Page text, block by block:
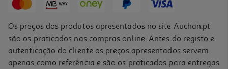
Os preços dos produtos apresentados no site Auchan.pt
são os praticados nas compras online. Antes do registo e
autenticação do cliente os preços apresentados servem
apenas como referência e são os praticados para entregas